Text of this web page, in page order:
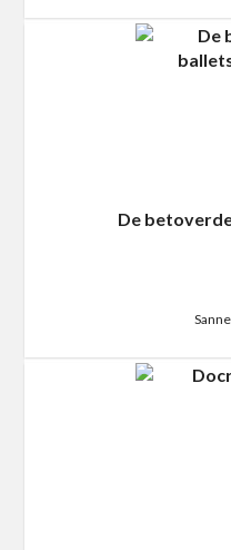
De